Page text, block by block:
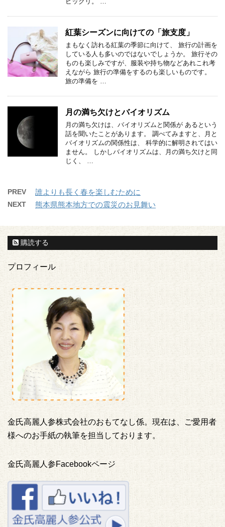
紅葉シーズンに向けての「旅支度」
まもなく訪れる紅葉の季節に向けて、 旅行の計画を
している人も多いのではないでしょうか。 旅行その
ものも楽しみですが、服装や持ち物などあれこれ考
えながら 旅行の準備をするのも楽しいものです。
旅の準備を …
月の満ち欠けとバイオリズム
月の満ち欠けは、バイオリズムと関係が あるという
話を聞いたことがあります。 調べてみますと、月と
バイオリズムの関係性は、 科学的に解明されてはい
ません。 しかしバイオリズムは、月の満ち欠けと同
じく、 …
PREV 誰よりも長く春を楽しむために
NEXT 熊本県熊本地方での震災のお見舞い
購読する
プロフィール
金氏高麗人参株式会社のおもてなし係。現在は、ご愛用者
様へのお手紙の執筆を担当しております。
金氏高麗人参Facebookページ